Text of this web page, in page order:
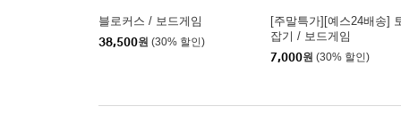
블로커스 / 보드게임
38,500원 (30% 할인)
[주말특가][예스24배송]
잡기 / 보드게임
7,000원 (30% 할인)